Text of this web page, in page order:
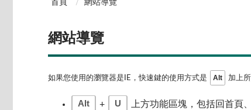
首頁 網站導覽
網站導覽
如果您使用的瀏覽器是IE，快速鍵的使用方式是 Alt 加上
Alt + U 上方功能區塊，包括回首頁